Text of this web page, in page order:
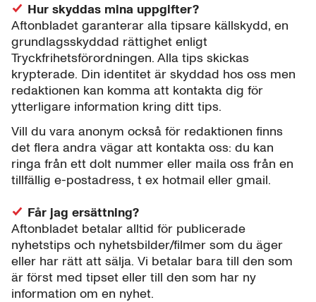
Hur skyddas mina uppgifter?
Aftonbladet garanterar alla tipsare källskydd, en
grundlagsskyddad rättighet enligt
Tryckfrihetsförordningen. Alla tips skickas
krypterade. Din identitet är skyddad hos oss men
redaktionen kan komma att kontakta dig för
ytterligare information kring ditt tips.
Vill du vara anonym också för redaktionen finns
det flera andra vägar att kontakta oss: du kan
ringa från ett dolt nummer eller maila oss från en
tillfällig e-postadress, t ex hotmail eller gmail.
Får jag ersättning?
Aftonbladet betalar alltid för publicerade
nyhetstips och nyhetsbilder/filmer som du äger
eller har rätt att sälja. Vi betalar bara till den som
är först med tipset eller till den som har ny
information om en nyhet.